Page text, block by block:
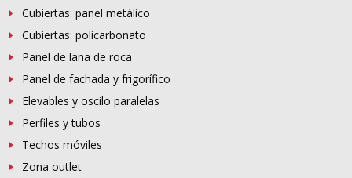
Cubiertas: panel metálico
Cubiertas: policarbonato
Panel de lana de roca
Panel de fachada y frigorífico
Elevables y oscilo paralelas
Perfiles y tubos
Techos móviles
Zona outlet